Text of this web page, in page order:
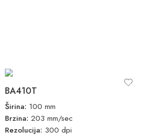
BA410T
Širina: 100 mm
Brzina: 203 mm/sec
Rezolucija: 300 dpi